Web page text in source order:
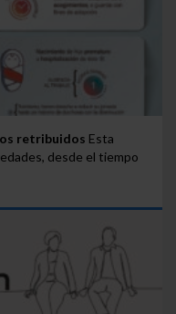
retribuidos Esta
desde el tiempo